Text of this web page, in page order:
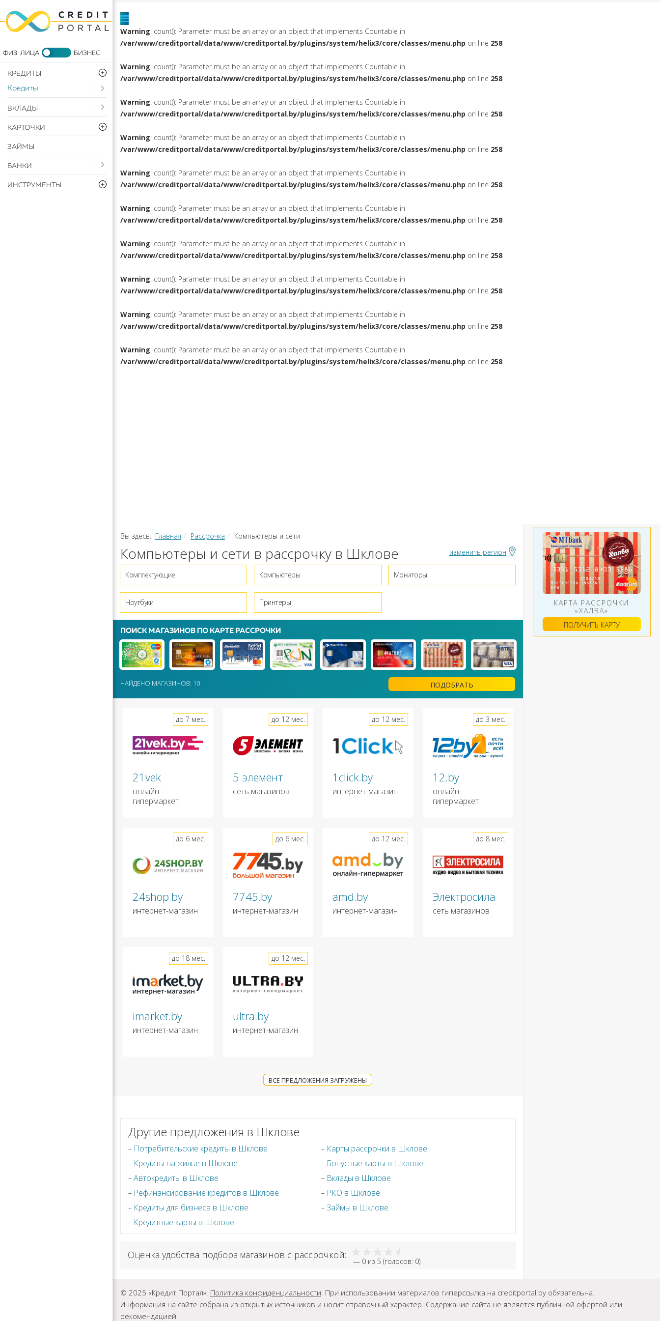
КРЕДИТЫ
Open submenu ( Кредиты)
Кредиты
Open submenu ( Вклады)
ВКЛАДЫ
КАРТОЧКИ
ЗАЙМЫ
Open submenu ( Банки)
БАНКИ
ИНСТРУМЕНТЫ
Warning: count(): Parameter must be an array or an object that implements Countable in
/var/www/creditportal/data/www/creditportal.by/plugins/system/helix3/core/classes/menu.php on line 258
Warning: count(): Parameter must be an array or an object that implements Countable in
/var/www/creditportal/data/www/creditportal.by/plugins/system/helix3/core/classes/menu.php on line 258
Warning: count(): Parameter must be an array or an object that implements Countable in
/var/www/creditportal/data/www/creditportal.by/plugins/system/helix3/core/classes/menu.php on line 258
Warning: count(): Parameter must be an array or an object that implements Countable in
/var/www/creditportal/data/www/creditportal.by/plugins/system/helix3/core/classes/menu.php on line 258
Warning: count(): Parameter must be an array or an object that implements Countable in
/var/www/creditportal/data/www/creditportal.by/plugins/system/helix3/core/classes/menu.php on line 258
Warning: count(): Parameter must be an array or an object that implements Countable in
/var/www/creditportal/data/www/creditportal.by/plugins/system/helix3/core/classes/menu.php on line 258
Warning: count(): Parameter must be an array or an object that implements Countable in
/var/www/creditportal/data/www/creditportal.by/plugins/system/helix3/core/classes/menu.php on line 258
Warning: count(): Parameter must be an array or an object that implements Countable in
/var/www/creditportal/data/www/creditportal.by/plugins/system/helix3/core/classes/menu.php on line 258
Warning: count(): Parameter must be an array or an object that implements Countable in
/var/www/creditportal/data/www/creditportal.by/plugins/system/helix3/core/classes/menu.php on line 258
Warning: count(): Parameter must be an array or an object that implements Countable in
/var/www/creditportal/data/www/creditportal.by/plugins/system/helix3/core/classes/menu.php on line 258
Вы здесь: Главная Рассрочка Компьютеры и сети
Компьютеры и сети в рассрочку в Шклове изменить регион
Комплектующие Компьютеры Мониторы
Ноутбуки Принтеры
ПОИСК МАГАЗИНОВ ПО КАРТЕ РАССРОЧКИ
НАЙДЕНО МАГАЗИНОВ: 10 ПОДОБРАТЬ
21vek
онлайн-
гипермаркет
до 7 мес.
5 элемент
сеть магазинов
до 12 мес.
1click.by
интернет-магазин
до 12 мес.
12.by
онлайн-
гипермаркет
до 3 мес.
24shop.by
интернет-магазин
до 6 мес.
7745.by
интернет-магазин
до 6 мес.
amd.by
интернет-магазин
до 12 мес.
Электросила
сеть магазинов
до 8 мес.
imarket.by
интернет-магазин
до 18 мес.
ultra.by
интернет-магазин
до 12 мес.
ВСЕ ПРЕДЛОЖЕНИЯ ЗАГРУЖЕНЫ
Другие предложения в Шклове
Потребительские кредиты в Шклове
Кредиты на жилье в Шклове
Автокредиты в Шклове
Рефинансирование кредитов в Шклове
Кредиты для бизнеса в Шклове
Кредитные карты в Шклове
Карты рассрочки в Шклове
Бонусные карты в Шклове
Вклады в Шклове
РКО в Шклове
Займы в Шклове
Оценка удобства подбора магазинов с рассрочкой:
— 0 из 5 (голосов: 0)
КАРТА РАССРОЧКИ
«ХАЛВА»
ПОЛУЧИТЬ КАРТУ
© 2025 «Кредит Портал». Политика конфиденциальности. При использовании материалов гиперссылка на creditportal.by обязательна.
Информация на сайте собрана из открытых источников и носит справочный характер. Содержание сайта не является публичной офертой или
рекомендацией.